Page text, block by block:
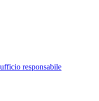
responsabile